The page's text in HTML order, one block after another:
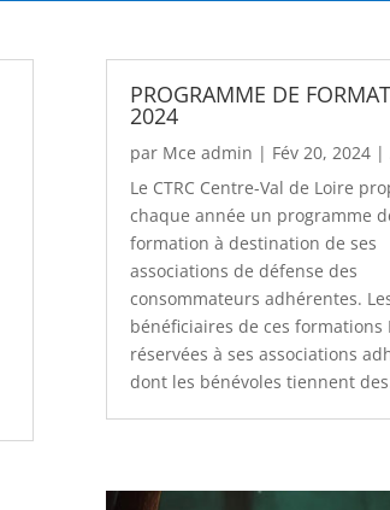
PROGRAMME DE
2024
par Mce admin | Fév 20, 2024|
Le CTRC Centre-Val de Loire
chaque année un programme
formation à destination de ses
associations de défense des
consommateurs adhérentes.
bénéficiaires de ces formations
réservées à ses associations
dont les bénévoles tiennent